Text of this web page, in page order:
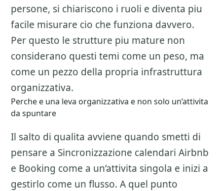
persone, si chiariscono i ruoli e diventa piu
facile misurare cio che funziona davvero.
Per questo le strutture piu mature non
considerano questi temi come un peso, ma
come un pezzo della propria infrastruttura
organizzativa.
Perche e una leva organizzativa e non solo un’attivita
da spuntare
Il salto di qualita avviene quando smetti di
pensare a Sincronizzazione calendari Airbnb
e Booking come a un’attivita singola e inizi a
gestirlo come un flusso. A quel punto